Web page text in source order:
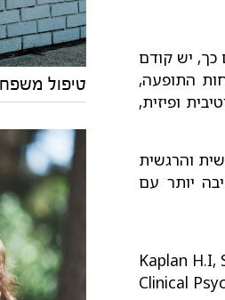
כך, יש קודם
התופעה,
ופיזית,
והרגשית
יותר עם
Kaplan H.I,
Clinical
טיפול